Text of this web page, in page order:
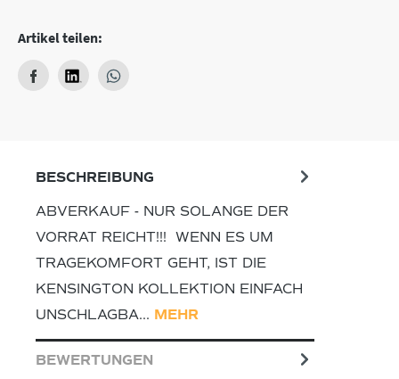
Artikel teilen:
BESCHREIBUNG
ABVERKAUF - NUR SOLANGE DER
VORRAT REICHT!!! WENN ES UM
TRAGEKOMFORT GEHT, IST DIE
KENSINGTON KOLLEKTION EINFACH
UNSCHLAGBA… MEHR
BEWERTUNGEN